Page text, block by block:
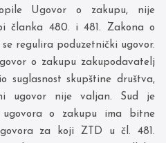
Ugovor o zakupu, nije
članka 480. i 481. Zakona o
regulira poduzetnički ugovor.
o zakupu zakupodavatelj
suglasnost skupštine društva,
ugovor nije valjan. Sud je
o zakupu ima bitne
za koji ZTD u čl. 481.